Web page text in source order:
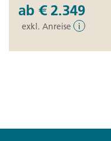
ab € 2.349
exkl. Anreise i